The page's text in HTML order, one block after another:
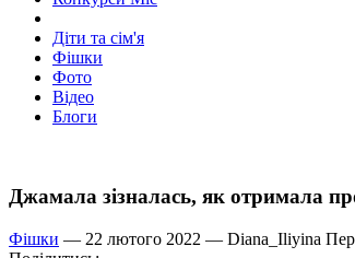
Діти та сім'я
Фішки
Фото
Відео
Блоги
Джамала зізналась, як отримала
Фішки — 22 лютого 2022 — Diana_Iliyina